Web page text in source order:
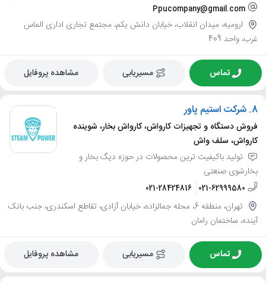
Ppucompany@gmail.com
ارومیه، میدان انقلاب، خیابان دانش یکم، مجتمع تجاری اداری الماس
غرب، واحد 409
تماس مسیریابی مشاهده پروفایل
8. شرکت استیم پاور
فروش دستگاه و تجهیزات کارواش، کارواش بخار، شوینده
کارواش، سلف واش
تولید باکیفیت ترین محصولات در حوزه دیگ بخار و
بخارشوی صنعتی
021-62999580
021-28424816
تهران، منطقه 6، محله جمالزاده، خیابان آزادی، تقاطع اسکندری، جنب بانک
آینده، ساختمان رامان
تماس مسیریابی مشاهده پروفایل